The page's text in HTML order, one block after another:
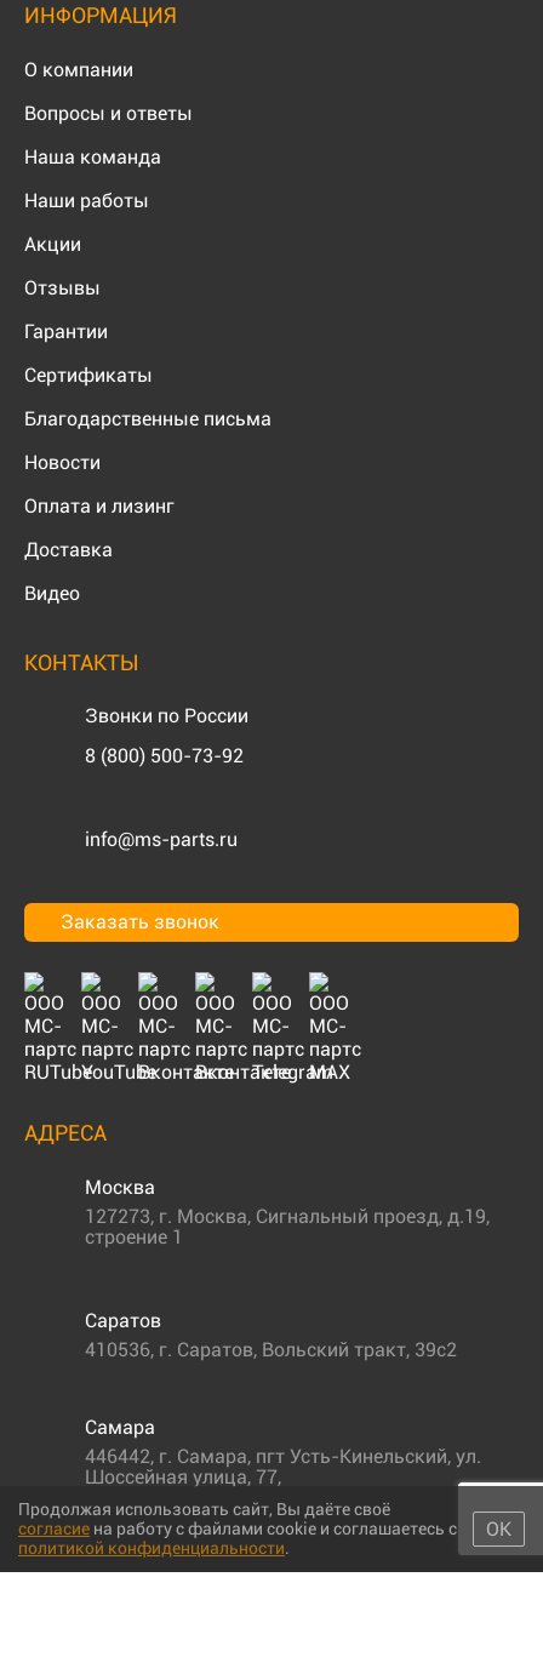
ИНФОРМАЦИЯ
О компании
Вопросы и ответы
Наша команда
Наши работы
Акции
Отзывы
Гарантии
Сертификаты
Благодарственные письма
Новости
Оплата и лизинг
Доставка
Видео
КОНТАКТЫ
Звонки по России
8 (800) 500-73-92
info@ms-parts.ru
Заказать звонок
АДРЕСА
Москва
127273, г. Москва, Сигнальный проезд, д.19,
строение 1
Саратов
410536, г. Саратов, Вольский тракт, 39с2
Самара
446442, г. Самара, пгт Усть-Кинельский, ул.
Шоссейная улица, 77,
Продолжая использовать сайт, Вы даёте своё
согласие на работу с файлами cookie и соглашаетесь с
политикой конфиденциальности.
ОК